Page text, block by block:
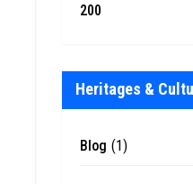
200
Heritages &
Blog (1)